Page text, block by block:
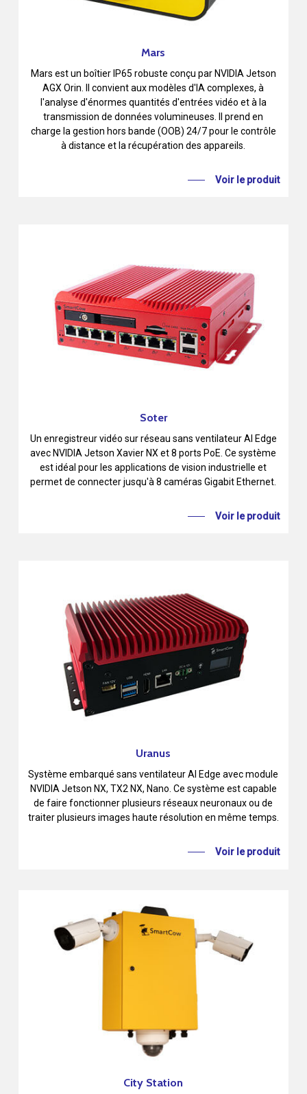
Mars
Mars est un boîtier IP65 robuste conçu par NVIDIA Jetson
AGX Orin. Il convient aux modèles d'IA complexes, à
l'analyse d'énormes quantités d'entrées vidéo et à la
transmission de données volumineuses. Il prend en
charge la gestion hors bande (OOB) 24/7 pour le contrôle
à distance et la récupération des appareils.
Voir le produit
Soter
Un enregistreur vidéo sur réseau sans ventilateur AI Edge
avec NVIDIA Jetson Xavier NX et 8 ports PoE. Ce système
est idéal pour les applications de vision industrielle et
permet de connecter jusqu'à 8 caméras Gigabit Ethernet.
Voir le produit
Uranus
Système embarqué sans ventilateur AI Edge avec module
NVIDIA Jetson NX, TX2 NX, Nano. Ce système est capable
de faire fonctionner plusieurs réseaux neuronaux ou de
traiter plusieurs images haute résolution en même temps.
Voir le produit
City Station